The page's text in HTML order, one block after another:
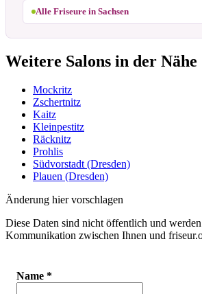
Alle Friseure in Sachsen
Weitere Salons in der Nähe
Mockritz
Zschertnitz
Kaitz
Kleinpestitz
Räcknitz
Prohlis
Südvorstadt (Dresden)
Plauen (Dresden)
Änderung hier vorschlagen
Diese Daten sind nicht öffentlich und
Kommunikation zwischen Ihnen und
Name *